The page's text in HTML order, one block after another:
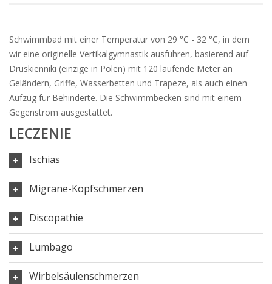
Schwimmbad mit einer Temperatur von 29 °C - 32 °C, in dem
wir eine originelle Vertikalgymnastik ausführen, basierend auf
Druskienniki (einzige in Polen) mit 120 laufende Meter an
Geländern, Griffe, Wasserbetten und Trapeze, als auch einen
Aufzug für Behinderte. Die Schwimmbecken sind mit einem
Gegenstrom ausgestattet.
LECZENIE
Ischias
Migräne-Kopfschmerzen
Discopathie
Lumbago
Wirbelsäulenschmerzen